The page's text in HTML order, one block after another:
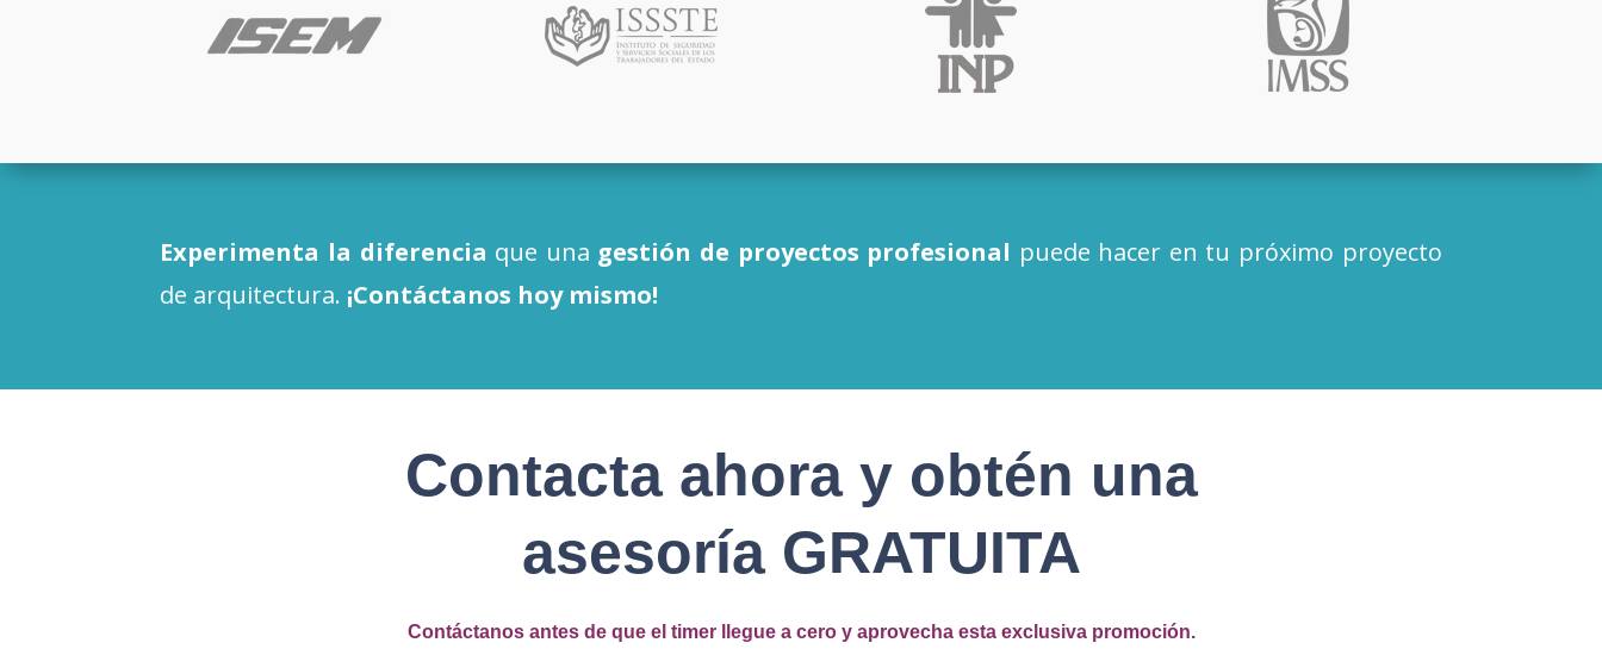
Experimenta la diferencia que una gestión de proyectos profesional puede hacer en tu próximo proyecto
de arquitectura. ¡Contáctanos hoy mismo!
Contacta ahora y obtén una
asesoría GRATUITA
Contáctanos antes de que el timer llegue a cero y aprovecha esta exclusiva promoción.